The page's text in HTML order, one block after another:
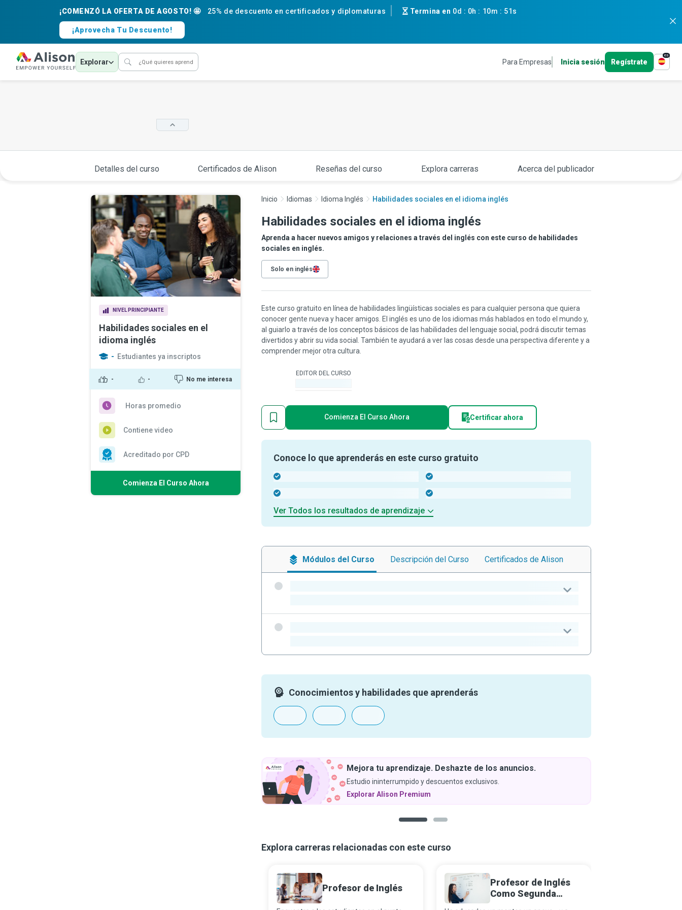
¡COMENZÓ LA OFERTA DE AGOSTO! 🤩 25% de descuento en certificados y diplomaturas Termina en 0d : 0h : 10m : 50s
¡Aprovecha Tu Descuento!
Explorar Para Empresas Inicia sesión Regístrate
es
Detalles del curso Certificados de Alison Reseñas del curso Explora carreras Acerca del publicador
NIVEL PRINCIPIANTE
Habilidades sociales en el
idioma inglés
- Estudiantes ya inscriptos
- - No me interesa
Horas promedio
Contiene video
Acreditado por CPD
Comienza El Curso Ahora
Inicio Idiomas Idioma Inglés Habilidades sociales en el idioma inglés
Habilidades sociales en el idioma inglés
Aprenda a hacer nuevos amigos y relaciones a través del inglés con este curso de habilidades
sociales en inglés.
Solo en inglés
Este curso gratuito en línea de habilidades lingüísticas sociales es para cualquier persona que quiera
conocer gente nueva y hacer amigos. El inglés es uno de los idiomas más hablados en todo el mundo y,
al guiarlo a través de los conceptos básicos de las habilidades del lenguaje social, podrá discutir temas
divertidos y abrir su vida social. También te ayudará a ver las cosas desde una perspectiva diferente y a
comprender mejor otra cultura.
EDITOR DEL CURSO
Comienza El Curso Ahora Certificar ahora
Conoce lo que aprenderás en este curso gratuito
Ver Todos los resultados de aprendizaje
Módulos del Curso Descripción del Curso Certificados de Alison
Conocimientos y habilidades que aprenderás
Mejora tu aprendizaje. Deshazte de los anuncios.
Estudio ininterrumpido y descuentos exclusivos.
Explorar Alison Premium
Explora carreras relacionadas con este curso
Profesor de Inglés
Profesor de Inglés
Como Segunda